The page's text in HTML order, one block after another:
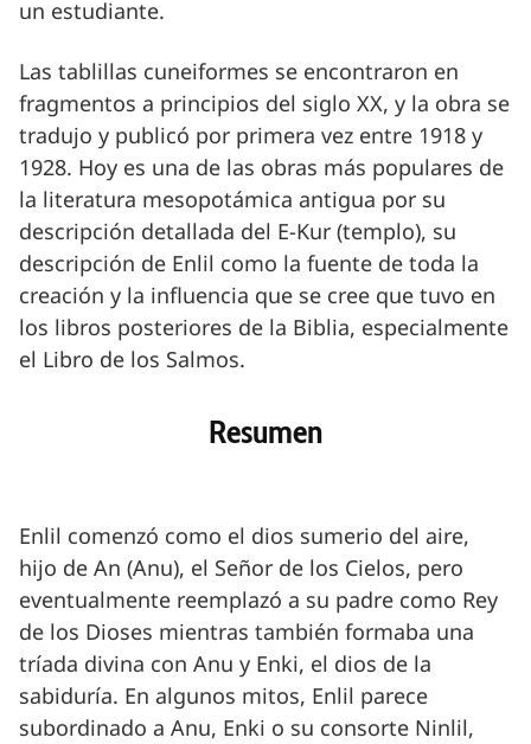
un estudiante.
Las tablillas cuneiformes se encontraron en
fragmentos a principios del siglo XX, y la obra se
tradujo y publicó por primera vez entre 1918 y
1928. Hoy es una de las obras más populares de
la literatura mesopotámica antigua por su
descripción detallada del E-Kur (templo), su
descripción de Enlil como la fuente de toda la
creación y la influencia que se cree que tuvo en
los libros posteriores de la Biblia, especialmente
el Libro de los Salmos.
Resumen
Enlil comenzó como el dios sumerio del aire,
hijo de An (Anu), el Señor de los Cielos, pero
eventualmente reemplazó a su padre como Rey
de los Dioses mientras también formaba una
tríada divina con Anu y Enki, el dios de la
sabiduría. En algunos mitos, Enlil parece
subordinado a Anu, Enki o su consorte Ninlil,